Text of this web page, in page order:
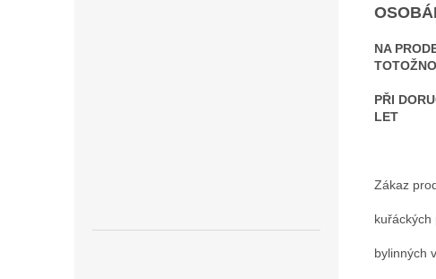
NA
PŘI
LET
Zákaz
kuřáckých
bylinných